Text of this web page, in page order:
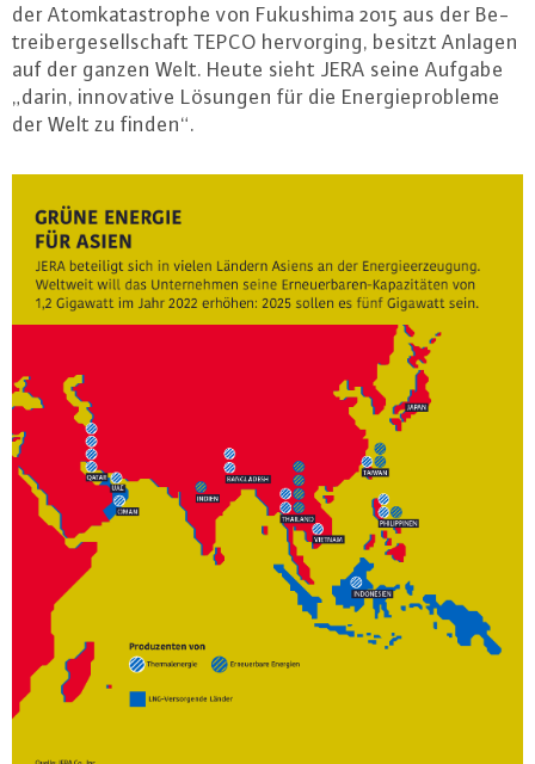
der Atom­ka­ta­stro­phe von Fukushima 2015 aus der Be­
trei­ber­ge­sell­schaft TEPCO her­vor­ging, besitzt Anlagen
auf der ganzen Welt. Heute sieht JERA seine Aufgabe
„darin, in­no­va­ti­ve Lösungen für die En­er­gie­pro­ble­me
der Welt zu finden“.